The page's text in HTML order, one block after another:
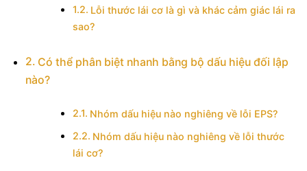
Lỗi thước lái cơ là gì và khác cảm giác lái ra
sao?
Có thể phân biệt nhanh bằng bộ dấu hiệu đối lập
nào?
Nhóm dấu hiệu nào nghiêng về lỗi EPS?
Nhóm dấu hiệu nào nghiêng về lỗi thước
lái cơ?